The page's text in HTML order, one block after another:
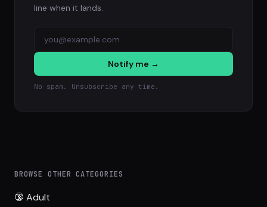
line when it lands.
Notify me →
No spam. Unsubscribe any time.
BROWSE OTHER CATEGORIES
🔞 Adult